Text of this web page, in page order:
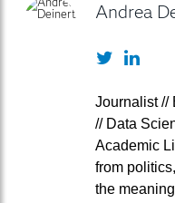
Andrea
Twitter
Journalist //
// Data
Academic
from
the